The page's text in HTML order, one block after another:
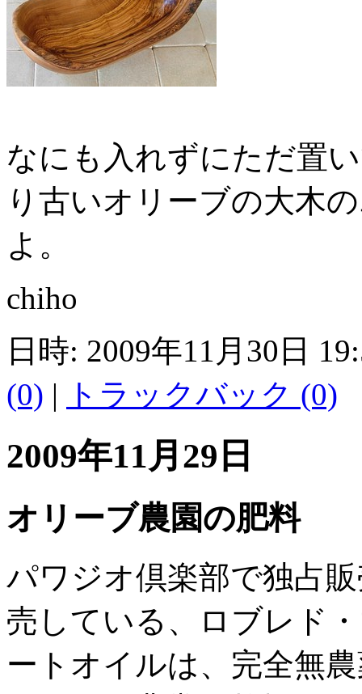
なにも入れずにただ置
り古いオリーブの大木
よ。
chiho
日時: 2009年11月30日
(0) | トラックバック (0)
2009年11月29日
オリーブ農園の肥料
パワジオ倶楽部で独占
売している、ロブレド
ートオイルは、完全無